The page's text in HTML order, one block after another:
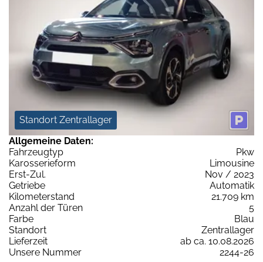
Standort Zentrallager
Allgemeine Daten:
Fahrzeugtyp
Pkw
Karosserieform
Limousine
Erst-Zul.
Nov / 2023
Getriebe
Automatik
Kilometerstand
21.709 km
Anzahl der Türen
5
Farbe
Blau
Standort
Zentrallager
Lieferzeit
ab ca. 10.08.2026
Unsere Nummer
2244-26